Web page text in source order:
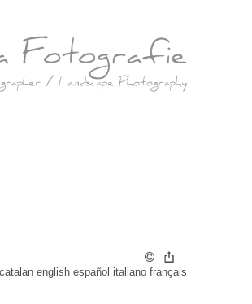
catalan english español italiano français